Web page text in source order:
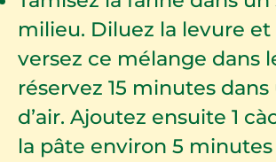
milieu. Diluez la levure et
versez ce mélange dans
réservez 15 minutes
d’air. Ajoutez ensuite 1
la pâte environ 5 minutes